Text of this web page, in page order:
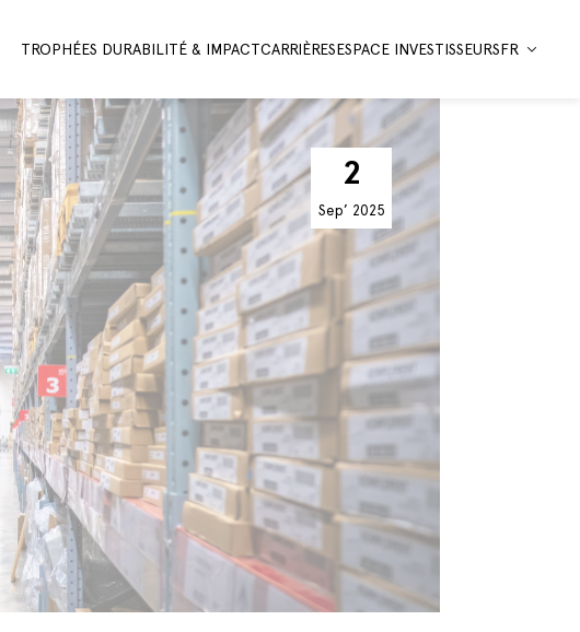
TROPHÉES DURABILITÉ & IMPACTCARRIÈRESESPACE INVESTISSEURSFR
2
Sep’ 2025